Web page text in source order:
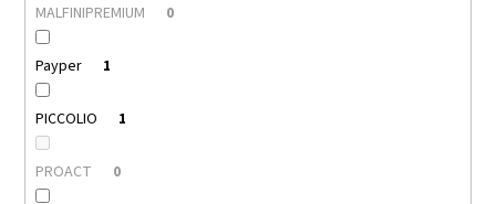
MALFINIPREMIUM 0
Payper 1
PICCOLIO 1
PROACT 0